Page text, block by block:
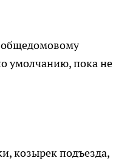
общедомовому
умолчанию, пока не
козырек подъезда,